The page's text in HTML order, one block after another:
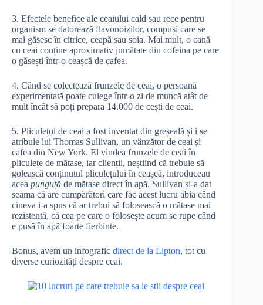
3. Efectele benefice ale ceaiului cald sau rece pentru
organism se datorează flavonoizilor, compuși care se
mai găsesc în citrice, ceapă sau soia. Mai mult, o cană
cu ceai conține aproximativ jumătate din cofeina pe care
o găsești într-o ceașcă de cafea.
4. Când se colectează frunzele de ceai, o persoană
experimentată poate culege într-o zi de muncă atât de
mult încât să poți prepara 14.000 de cești de ceai.
5. Pliculețul de ceai a fost inventat din greșeală și i se
atribuie lui Thomas Sullivan, un vânzător de ceai și
cafea din New York. El vindea frunzele de ceai în
pliculețe de mătase, iar clienții, neștiind că trebuie să
golească conținutul pliculețului în ceașcă, introduceau
acea punguță de mătase direct în apă. Sullivan și-a dat
seama că are cumpărători care fac acest lucru abia când
cineva i-a spus că ar trebui să folosească o mătase mai
rezistentă, că cea pe care o folosește acum se rupe când
e pusă în apă foarte fierbinte.
Bonus, avem un infografic direct de la Lipton, tot cu
diverse curiozități despre ceai.